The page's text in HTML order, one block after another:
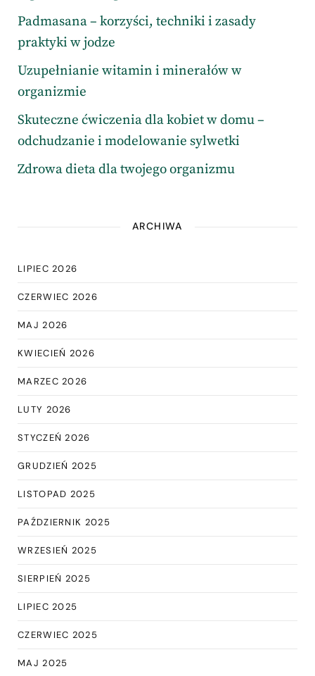
Padmasana – korzyści, techniki i zasady
praktyki w jodze
Uzupełnianie witamin i minerałów w
organizmie
Skuteczne ćwiczenia dla kobiet w domu –
odchudzanie i modelowanie sylwetki
Zdrowa dieta dla twojego organizmu
ARCHIWA
LIPIEC 2026
CZERWIEC 2026
MAJ 2026
KWIECIEŃ 2026
MARZEC 2026
LUTY 2026
STYCZEŃ 2026
GRUDZIEŃ 2025
LISTOPAD 2025
PAŹDZIERNIK 2025
WRZESIEŃ 2025
SIERPIEŃ 2025
LIPIEC 2025
CZERWIEC 2025
MAJ 2025